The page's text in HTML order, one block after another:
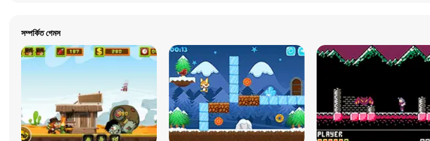
সম্পর্কিত গেমস